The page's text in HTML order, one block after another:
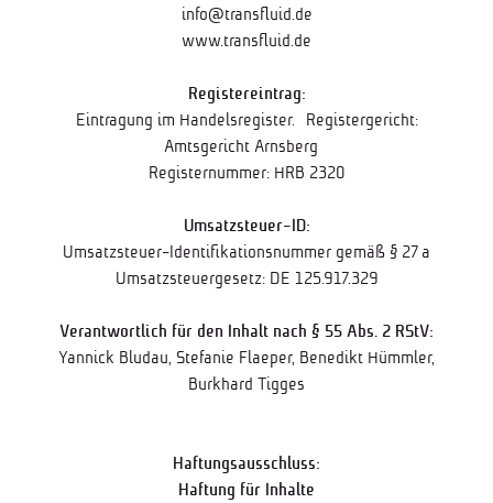
info@transfluid.de
www.transfluid.de
Registereintrag:
Eintragung im Handelsregister. Registergericht:
Amtsgericht Arnsberg
Registernummer: HRB 2320
Umsatzsteuer-ID:
Umsatzsteuer-Identifikationsnummer gemäß § 27 a
Umsatzsteuergesetz: DE 125.917.329
Verantwortlich für den Inhalt nach § 55 Abs. 2 RStV:
Yannick Bludau, Stefanie Flaeper, Benedikt Hümmler,
Burkhard Tigges
Haftungsausschluss:
Haftung für Inhalte